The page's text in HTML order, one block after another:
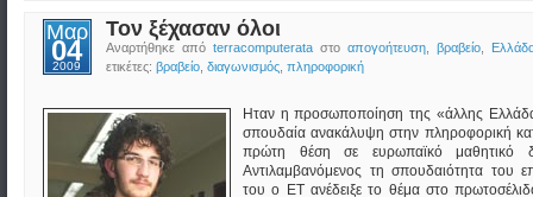
Μαρ
04
2009
Τον ξέχασαν όλοι
Αναρτήθηκε από terracomputerataστο απογοήτευση, βραβείο,
ετικέτες: βραβείο, διαγωνισμός, πληροφορική
Ηταν η προσωποποίηση της «άλλης
σπουδαία ανακάλυψη στην πληροφορική
πρώτη θέση σε ευρωπαϊκό μαθητικό
Αντιλαμβανόμενος τη σπουδαιότητα του
του ο ΕΤ ανέδειξε το θέμα στο